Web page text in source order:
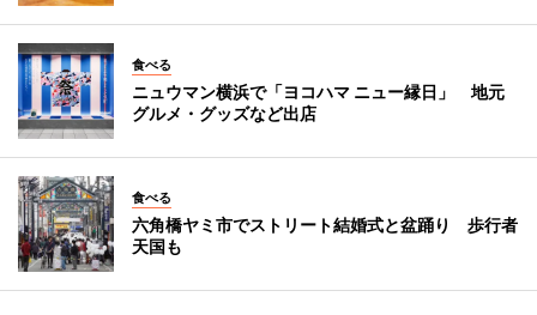
食べる
ニュウマン横浜で「ヨコハマ ニュー縁日」 地元
グルメ・グッズなど出店
食べる
六角橋ヤミ市でストリート結婚式と盆踊り 歩行者
天国も